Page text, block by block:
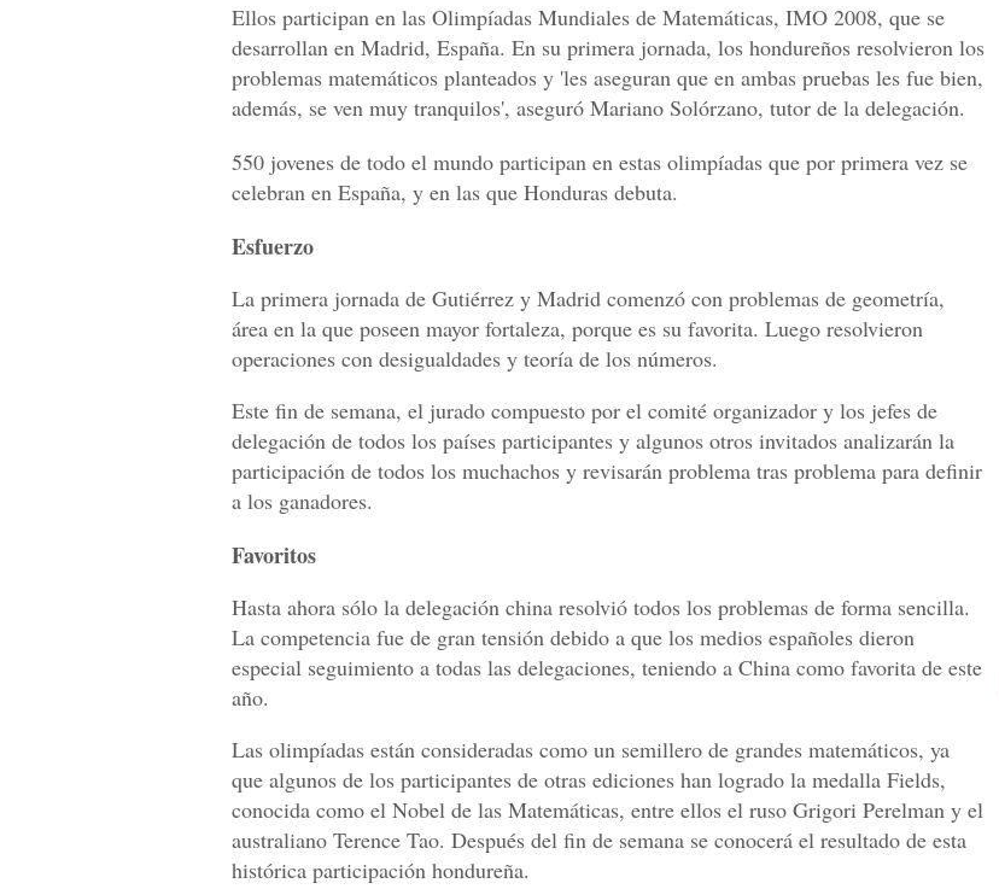
Ellos participan en las Olimpíadas Mundiales de Matemáticas, IMO 2008, que se
desarrollan en Madrid, España. En su primera jornada, los hondureños resolvieron los
problemas matemáticos planteados y 'les aseguran que en ambas pruebas les fue bien,
además, se ven muy tranquilos', aseguró Mariano Solórzano, tutor de la delegación.
550 jovenes de todo el mundo participan en estas olimpíadas que por primera vez se
celebran en España, y en las que Honduras debuta.
Esfuerzo
La primera jornada de Gutiérrez y Madrid comenzó con problemas de geometría,
área en la que poseen mayor fortaleza, porque es su favorita. Luego resolvieron
operaciones con desigualdades y teoría de los números.
Este fin de semana, el jurado compuesto por el comité organizador y los jefes de
delegación de todos los países participantes y algunos otros invitados analizarán la
participación de todos los muchachos y revisarán problema tras problema para definir
a los ganadores.
Favoritos
Hasta ahora sólo la delegación china resolvió todos los problemas de forma sencilla.
La competencia fue de gran tensión debido a que los medios españoles dieron
especial seguimiento a todas las delegaciones, teniendo a China como favorita de este
año.
Las olimpíadas están consideradas como un semillero de grandes matemáticos, ya
que algunos de los participantes de otras ediciones han logrado la medalla Fields,
conocida como el Nobel de las Matemáticas, entre ellos el ruso Grigori Perelman y el
australiano Terence Tao. Después del fin de semana se conocerá el resultado de esta
histórica participación hondureña.